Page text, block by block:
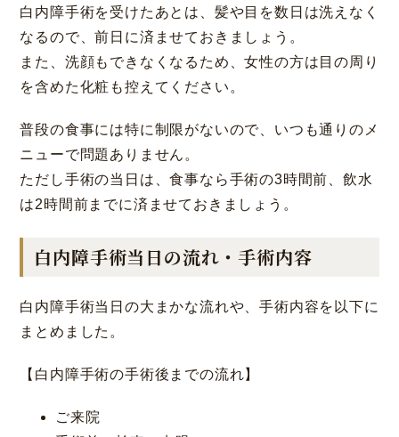
白内障手術を受けたあとは、髪や目を数日は洗えなく
なるので、前日に済ませておきましょう。
また、洗顔もできなくなるため、女性の方は目の周り
を含めた化粧も控えてください。
普段の食事には特に制限がないので、いつも通りのメ
ニューで問題ありません。
ただし手術の当日は、食事なら手術の3時間前、飲水
は2時間前までに済ませておきましょう。
白内障手術当日の流れ・手術内容
白内障手術当日の大まかな流れや、手術内容を以下に
まとめました。
【白内障手術の手術後までの流れ】
ご来院